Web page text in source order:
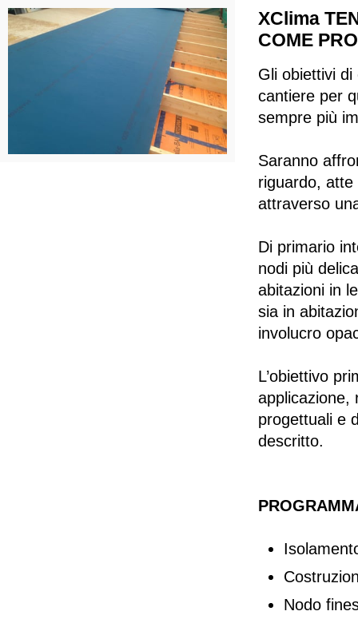
XClima
COME
Gli obiettivi
cantiere per
sempre più
Saranno
riguardo, atte
attraverso
Di primario
nodi più
abitazioni in
sia in
involucro
L’obiettivo
applicazione,
progettuali e
descritto.
Nodo